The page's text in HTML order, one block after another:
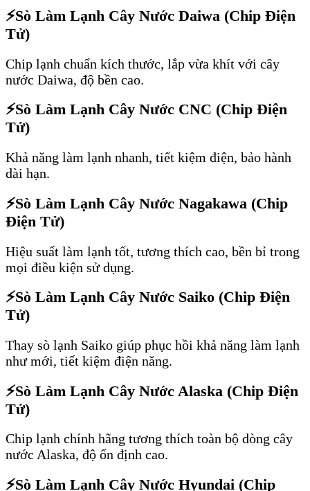
⚡Sò Làm Lạnh Cây Nước Daiwa (Chip Điện
Tử)
Chip lạnh chuẩn kích thước, lắp vừa khít với cây
nước Daiwa, độ bền cao.
⚡Sò Làm Lạnh Cây Nước CNC (Chip Điện
Tử)
Khả năng làm lạnh nhanh, tiết kiệm điện, bảo hành
dài hạn.
⚡Sò Làm Lạnh Cây Nước Nagakawa (Chip
Điện Tử)
Hiệu suất làm lạnh tốt, tương thích cao, bền bỉ trong
mọi điều kiện sử dụng.
⚡Sò Làm Lạnh Cây Nước Saiko (Chip Điện
Tử)
Thay sò lạnh Saiko giúp phục hồi khả năng làm lạnh
như mới, tiết kiệm điện năng.
⚡Sò Làm Lạnh Cây Nước Alaska (Chip Điện
Tử)
Chip lạnh chính hãng tương thích toàn bộ dòng cây
nước Alaska, độ ổn định cao.
⚡Sò Làm Lạnh Cây Nước Hyundai (Chip